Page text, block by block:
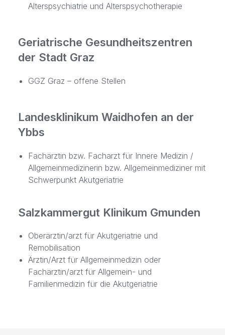
Alterspsychiatrie und Alterspsychotherapie
Geriatrische Gesundheitszentren
der Stadt Graz
GGZ Graz – offene Stellen
Landesklinikum Waidhofen an der
Ybbs
Fachärztin bzw. Facharzt für Innere Medizin /
Allgemeinmedizinerin bzw. Allgemeinmediziner mit
Schwerpunkt Akutgeriatrie
Salzkammergut Klinikum Gmunden
Oberärztin/arzt für Akutgeriatrie und
Remobilisation
Ärztin/Arzt für Allgemeinmedizin oder
Fachärztin/arzt für Allgemein- und
Familienmedizin für die Akutgeriatrie